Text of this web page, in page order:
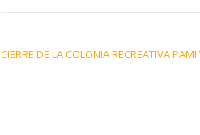
CIERRE DE LA COLONIA RECREATIVA